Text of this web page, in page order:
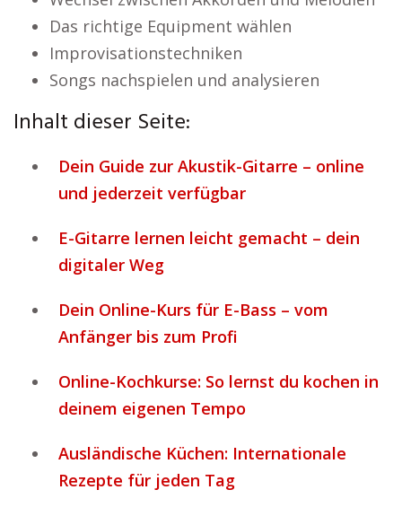
Das richtige Equipment wählen
Improvisationstechniken
Songs nachspielen und analysieren
Inhalt dieser Seite:
Dein Guide zur Akustik-Gitarre – online
und jederzeit verfügbar
E-Gitarre lernen leicht gemacht – dein
digitaler Weg
Dein Online-Kurs für E-Bass – vom
Anfänger bis zum Profi
Online-Kochkurse: So lernst du kochen in
deinem eigenen Tempo
Ausländische Küchen: Internationale
Rezepte für jeden Tag